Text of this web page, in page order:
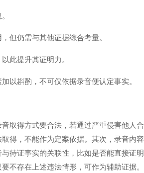
但仍需与其他证据综合考量。
此提升其证明力。
以斟酌，不可仅依据录音便认定事实。
取得方式要合法，若通过严重侵害他人合
得，不能作为定案依据。其次，录音内容
待证事实的关联性，比如是否能直接证明
不存在上述违法情形，可作为辅助证据。